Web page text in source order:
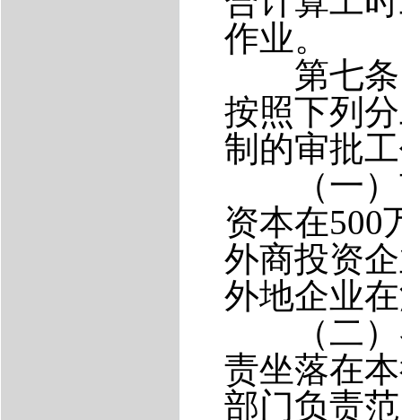
作业。
第七条
按照下列
制的审批
（一）
资本在500
外商投资
外地企业
（二）
责坐落在
部门负责